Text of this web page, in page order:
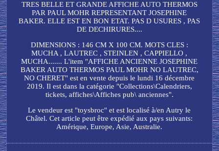
TRES BELLE ET GRANDE AFFICHE AUTO THERMOS
PAR PAUL MOHR REPRESENTANT JOSEPHINE
BAKER. ELLE EST EN BON ETAT. PAS D USURES , PAS
DE DECHIRURES....
DIMENSIONS : 146 CM X 100 CM. MOTS CLES :
MUCHA , LAUTREC , STEINLEN , CAPPIELLO ,
MUCHA....... L'item "AFFICHE ANCIENNE JOSEPHINE
BAKER AUTO THERMOS PAUL MOHR NO LAUTREC,
NO CHERET" est en vente depuis le lundi 16 décembre
2019. Il est dans la catégorie "Collections\Calendriers,
tickets, affiches\Affiches pub\ anciennes".
Le vendeur est "toysbroc" et est localisé à/en Autry le
Châtel. Cet article peut être expédié aux pays suivants:
Amérique, Europe, Asie, Australie.